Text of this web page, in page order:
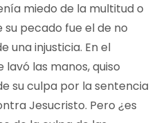
miedo de la multitud o
pecado fue el de no
una injusticia. En el
las manos, quiso
su culpa por la sentencia
Jesucristo. Pero ¿es